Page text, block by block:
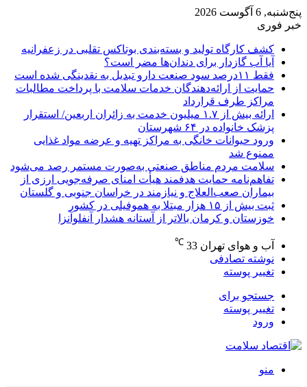
پنج‌شنبه, 6 آگوست 2026
خبر فوری
کشف کارگاه تولید و بسته‌بندی بوتاکس تقلبی در زعفرانیه
آیا آب گازدار برای دندان‌ها مضر است؟
فقط ۱۱‌درصد سود صنعت دارو تبدیل به نقدینگی شده است
حمایت از ارائه‌دهندگان خدمات سلامت با پرداخت مطالبات
مراکز طرف قرارداد
ارائه بیش از ۱.۷ میلیون خدمت به زائران اربعین/ استقرار
پزشک خانواده در ۶۴ شهرستان
ورود حیوانات خانگی به مراکز تهیه و عرضه مواد غذایی
ممنوع شد
سلامت مردم مناطق صنعتی به‌صورت مستمر رصد می‌شود
تفاهم‌نامه حمایت هدفمند هیأت امنای صرفه‌جویی ارزی از
بیماران صعب‌العلاج و نیازمند در خراسان جنوبی و گلستان
ثبت بیش از ۱۵ هزار مبتلا به هموفیلی در کشور
خوزستان و کرمان بالاتر از آستانه هشدار آنفلوآنزا
آب و هوای تهران 33
℃
نوشته تصادفی
تغییر پوسته
جستجو برای
تغییر پوسته
ورود
منو